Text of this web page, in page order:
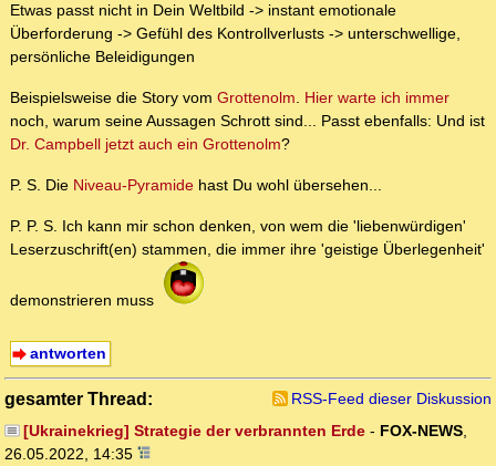
Etwas passt nicht in Dein Weltbild -> instant emotionale
Überforderung -> Gefühl des Kontrollverlusts -> unterschwellige,
persönliche Beleidigungen
Beispielsweise die Story vom Grottenolm. Hier warte ich immer
noch, warum seine Aussagen Schrott sind... Passt ebenfalls: Und ist
Dr. Campbell jetzt auch ein Grottenolm?
P. S. Die Niveau-Pyramide hast Du wohl übersehen...
P. P. S. Ich kann mir schon denken, von wem die 'liebenwürdigen'
Leserzuschrift(en) stammen, die immer ihre 'geistige Überlegenheit'
demonstrieren muss
antworten
gesamter Thread:
RSS-Feed dieser Diskussion
[Ukrainekrieg] Strategie der verbrannten Erde- FOX-NEWS,
26.05.2022, 14:35